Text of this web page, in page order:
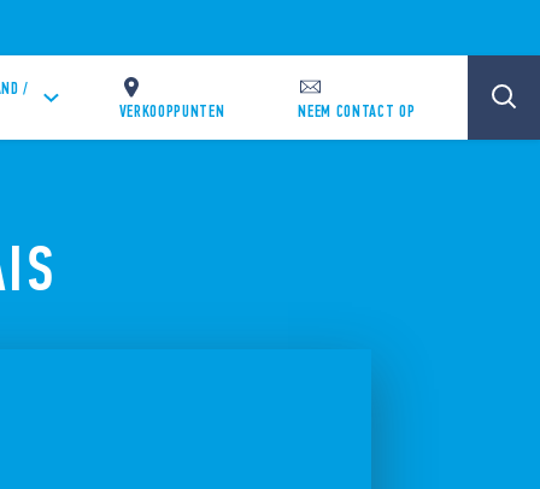
/
VERKOOPPUNTEN
NEEM CONTACT OP